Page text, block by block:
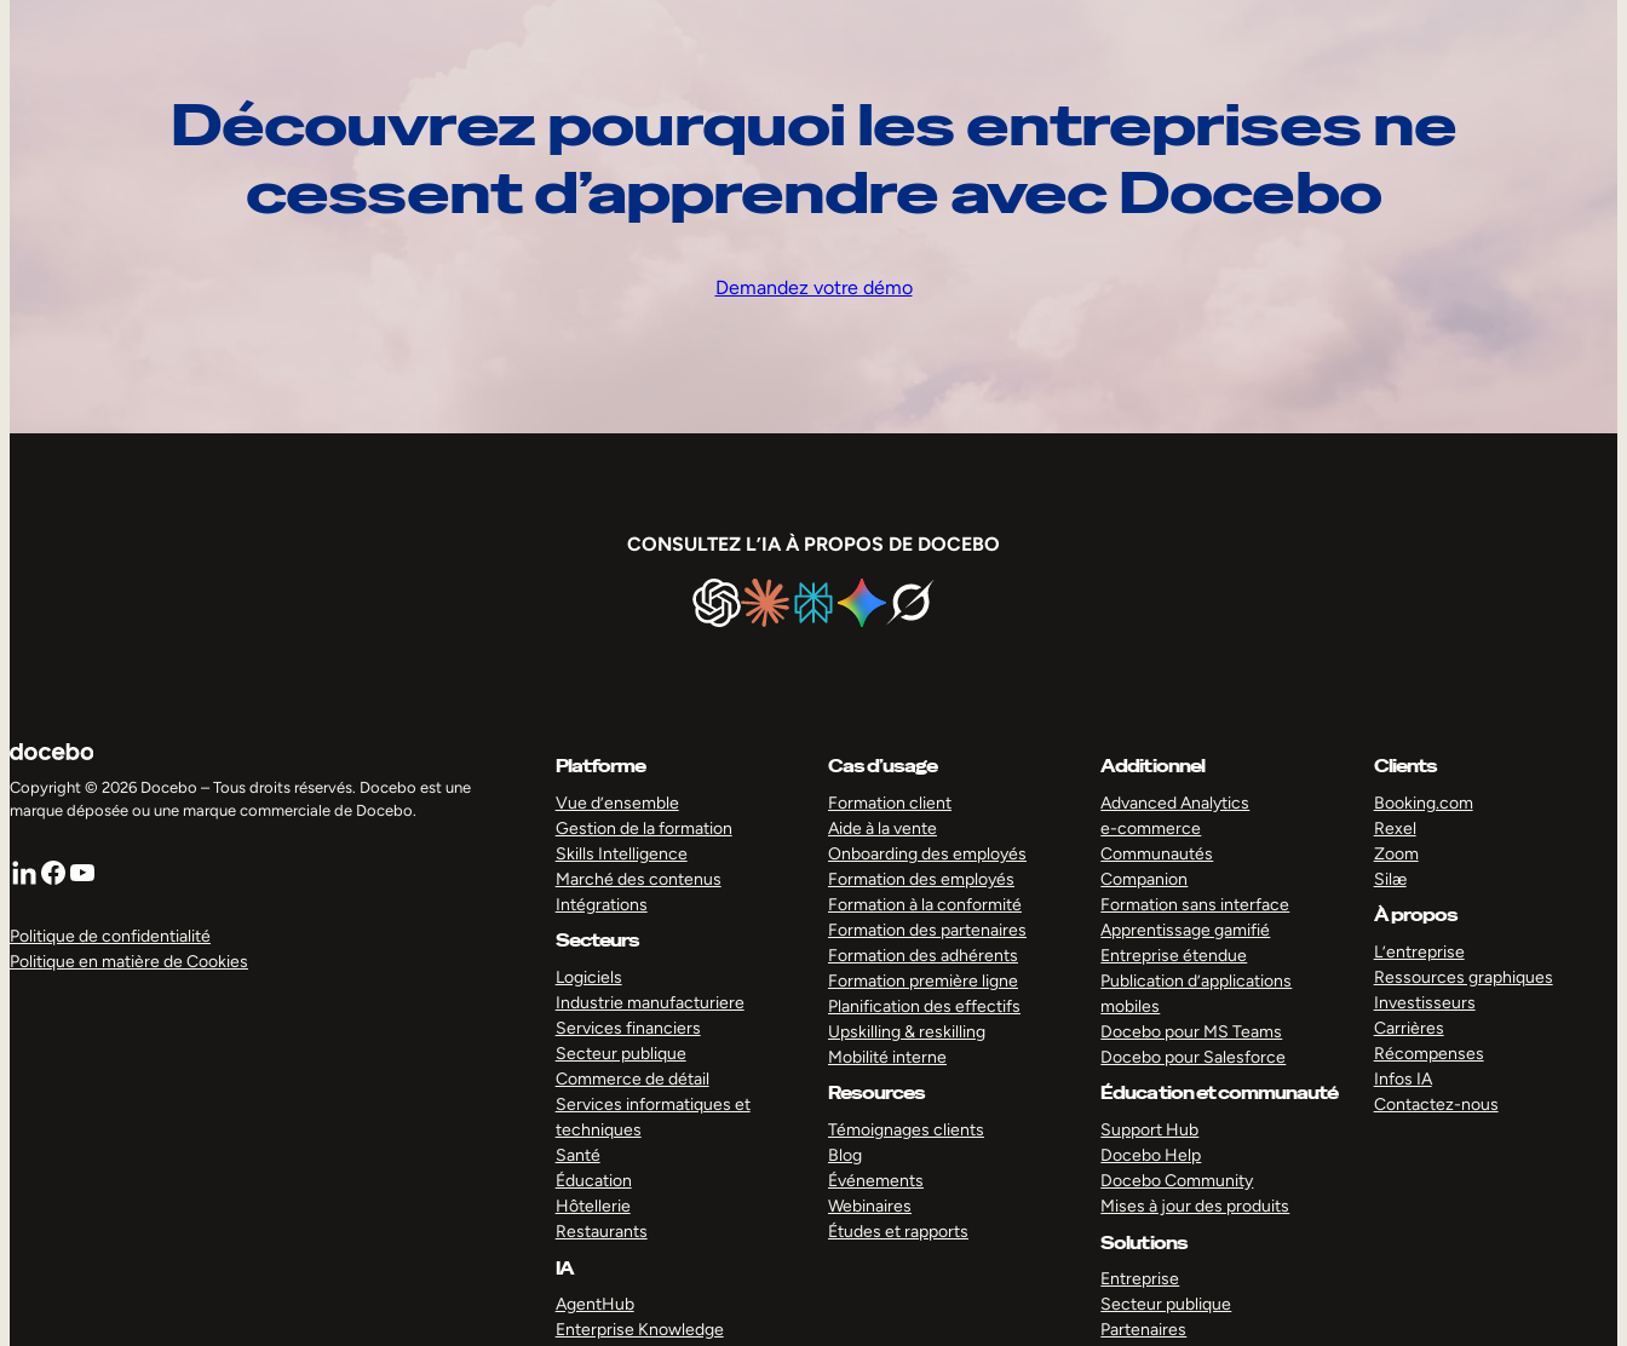
Découvrez pourquoi les entreprises ne
cessent d’apprendre avec Docebo
Demandez votre démo
CONSULTEZ L’IA À PROPOS DE DOCEBO
Copyright © 2026 Docebo – Tous droits réservés. Docebo est une
marque déposée ou une marque commerciale de Docebo.
LinkedIn
Facebook
YouTube
Politique de confidentialité
Politique en matière de Cookies
Platforme
Vue d’ensemble
Gestion de la formation
Skills Intelligence
Marché des contenus
Intégrations
Secteurs
Logiciels
Industrie manufacturiere
Services financiers
Secteur publique
Commerce de détail
Services informatiques et
techniques
Santé
Éducation
Hôtellerie
Restaurants
IA
AgentHub
Enterprise Knowledge
Cas d’usage
Formation client
Aide à la vente
Onboarding des employés
Formation des employés
Formation à la conformité
Formation des partenaires
Formation des adhérents
Formation première ligne
Planification des effectifs
Upskilling & reskilling
Mobilité interne
Resources
Témoignages clients
Blog
Événements
Webinaires
Études et rapports
Additionnel
Advanced Analytics
e-commerce
Communautés
Companion
Formation sans interface
Apprentissage gamifié
Entreprise étendue
Publication d’applications
mobiles
Docebo pour MS Teams
Docebo pour Salesforce
Éducation et communauté
Support Hub
Docebo Help
Docebo Community
Mises à jour des produits
Solutions
Entreprise
Secteur publique
Partenaires
Clients
Booking.com
Rexel
Zoom
Silæ
À propos
L’entreprise
Ressources graphiques
Investisseurs
Carrières
Récompenses
Infos IA
Contactez-nous